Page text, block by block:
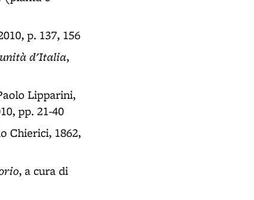
p. 137, 156
d'Italia,
Lipparini,
pp. 21-40
Chierici, 1862,
, a cura di